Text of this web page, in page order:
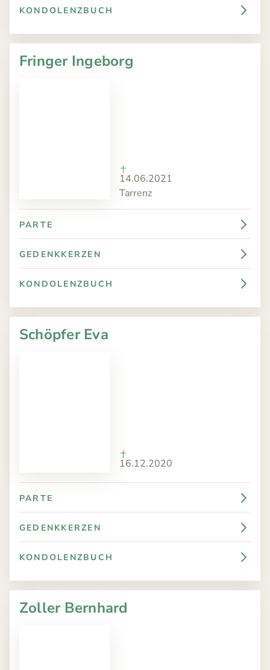
KONDOLENZBUCH
Fringer Ingeborg
14.06.2021
Tarrenz
PARTE
GEDENKKERZEN
KONDOLENZBUCH
Schöpfer Eva
16.12.2020
PARTE
GEDENKKERZEN
KONDOLENZBUCH
Zoller Bernhard